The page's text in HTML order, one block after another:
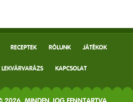
RECEPTEK RÓLUNK JÁTÉKOK
LEKVÁRVARÁZS KAPCSOLAT